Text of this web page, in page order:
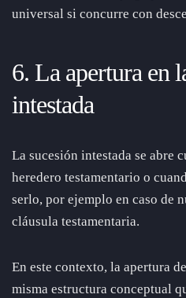
universal si concurre con
6. La apertura en
intestada
La sucesión intestada se abre
heredero testamentario o
serlo, por ejemplo en caso de
cláusula testamentaria.
En este contexto, la apertura
misma estructura conceptual